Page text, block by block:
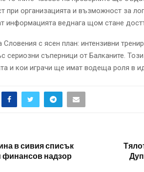
при организацията и възможност за
информацията веднага щом стане
с ясен план: интензивни
сериозни съперници от Балканите.
и кои играчи ще имат водеща роля в
в сивия списък
финансов надзор